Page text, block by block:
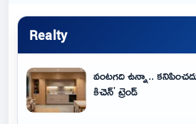
Realty
వంటగది ఉన్నా..
కిచెన్' ట్రెండ్